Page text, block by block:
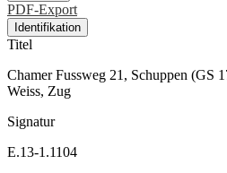
PDF-Export
Identifikation
Titel
Chamer Fussweg 21, Schuppen (GS
Weiss, Zug
Signatur
E.13-1.1104